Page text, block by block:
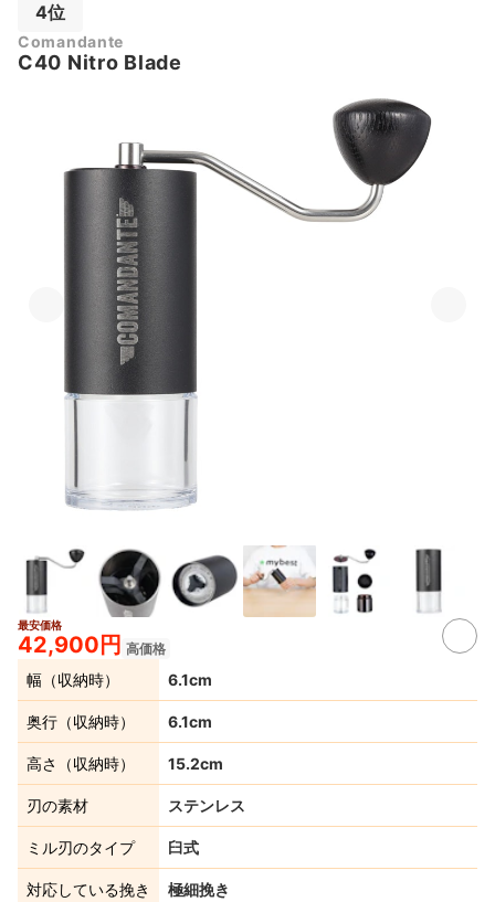
4位
Comandante
C40 Nitro Blade
最安価格
42,900円 高価格
幅（収納時） 6.1cm
奥行（収納時） 6.1cm
高さ（収納時） 15.2cm
刃の素材 ステンレス
ミル刃のタイプ 臼式
対応している挽き
極細挽き